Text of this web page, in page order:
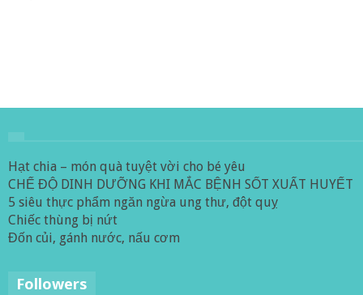
Hạt chia – món quà tuyệt vời cho bé yêu
CHẾ ĐỘ DINH DƯỠNG KHI MẮC BỆNH SỐT XUẤT HUYẾT
5 siêu thực phẩm ngăn ngừa ung thư, đột quỵ
Chiếc thùng bị nứt
Đốn củi, gánh nước, nấu cơm
Followers